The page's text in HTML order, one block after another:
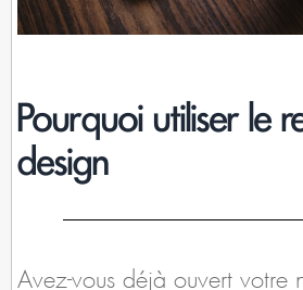
Pourquoi utiliser le
design
Avez-vous déjà ouvert votre